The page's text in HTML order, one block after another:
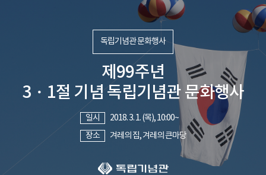
독립기념관 문화행사
제99주년
3・1절 기념 독립기념관 문화행사
일시
2018. 3. 1. (목), 10:00~
장소
겨레의 집, 겨레의 큰마당